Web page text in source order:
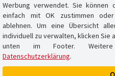
Werbung verwendet. Sie können
einfach mit OK zustimmen
ablehnen. Um eine Übersicht
individuell zu verwalten, klicken Sie
unten im Footer.
Datenschutzerklärung.